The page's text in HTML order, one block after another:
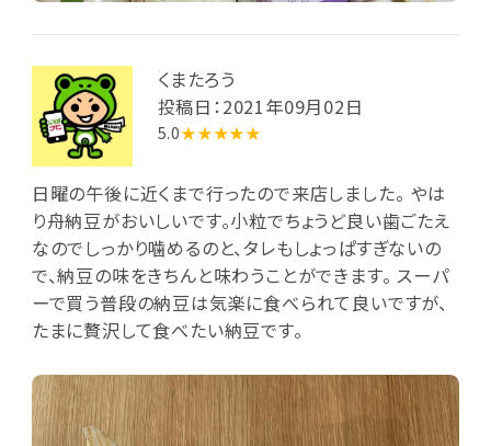
くまたろう
投稿日：2021年09月02日
5.0★★★★★
日曜の午後に近くまで行ったので来店しました。 やは
り舟納豆がおいしいです。小粒でちょうど良い歯ごたえ
なのでしっかり噛めるのと、タレもしょっぱすぎないの
で、納豆の味をきちんと味わうことができます。 スーパ
ーで買う普段の納豆は気楽に食べられて良いですが、
たまに贅沢して食べたい納豆です。